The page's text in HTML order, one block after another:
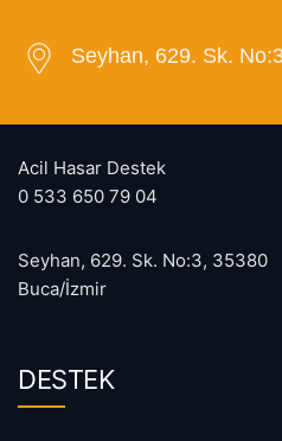
Seyhan, 629. Sk.
Acil Hasar Destek
0 533 650 79 04
Seyhan, 629. Sk. No:3, 35380
Buca/İzmir
DESTEK